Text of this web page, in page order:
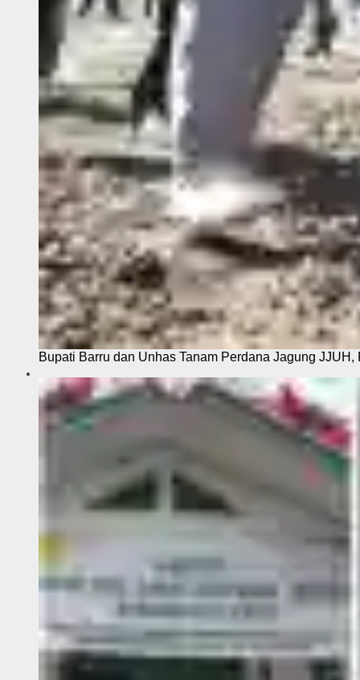
Bupati Barru dan Unhas Tanam Perdana Jagung